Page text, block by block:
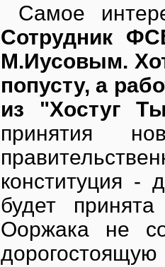
Самое
Сотрудник
М.Иусовым.
попусту, а
из "Хостуг
принятия
конституция -
будет
Ооржака не